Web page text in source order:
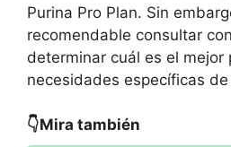
Purina Pro Plan. Sin
recomendable consultar
determinar cuál es el mejor
necesidades específicas
👇Mira también